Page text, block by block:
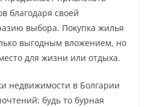
благодаря своей
выбора. Покупка жилья
выгодным вложением, но
для жизни или отдыха.
недвижимости в Болгарии
будь то бурная